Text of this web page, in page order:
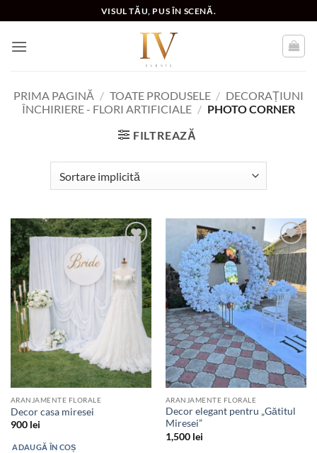
to
content
VISUL TĂU, PUS ÎN SCENĂ.
PRIMA PAGINĂ / TOATE PRODUSELE / DECORAȚIUNI
ÎNCHIRIERE - FLORI ARTIFICIALE / PHOTO CORNER
FILTREAZĂ
Add to
wishlist
ARANJAMENTE FLORALE
Decor casa miresei
900 lei
ADAUGĂ ÎN COȘ
Add to
wishlist
ARANJAMENTE FLORALE
Decor elegant pentru „Gătitul
Miresei”
1,500 lei